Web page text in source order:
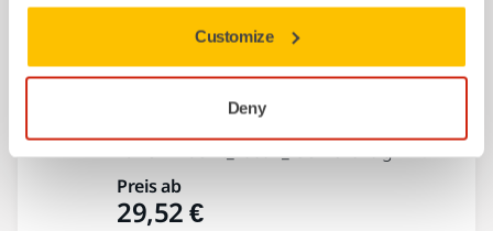
Customize
Deny
Masking Paper Standard
Abdeckpapier für den
Standardgebrauch._x000D_ Imprägniert, um
das Durchsickern und Abblättern der Farbe
Preis ab
29,52 €